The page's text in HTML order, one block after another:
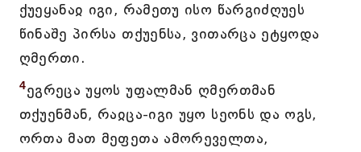
ქუეყანაჲ იგი, რამეთუ ისო წარგიძღუეს
წინაშე პირსა თქუენსა, ვითარცა ეტყოდა
ღმერთი.
4ეგრეცა უყოს უფალმან ღმერთმან
თქუენმან, რაჲცა-იგი უყო სეონს და ოგს,
ორთა მათ მეფეთა ამორეველთა,